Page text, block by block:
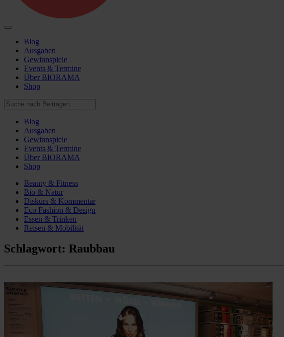
Blog
Ausgaben
Gewinnspiele
Events & Termine
Über BIORAMA
Shop
Blog
Ausgaben
Gewinnspiele
Events & Termine
Über BIORAMA
Shop
Beauty & Fitness
Bio & Natur
Diskurs & Kommentar
Eco Fashion & Design
Essen & Trinken
Reisen & Mobilität
Schlagwort: Raubbau